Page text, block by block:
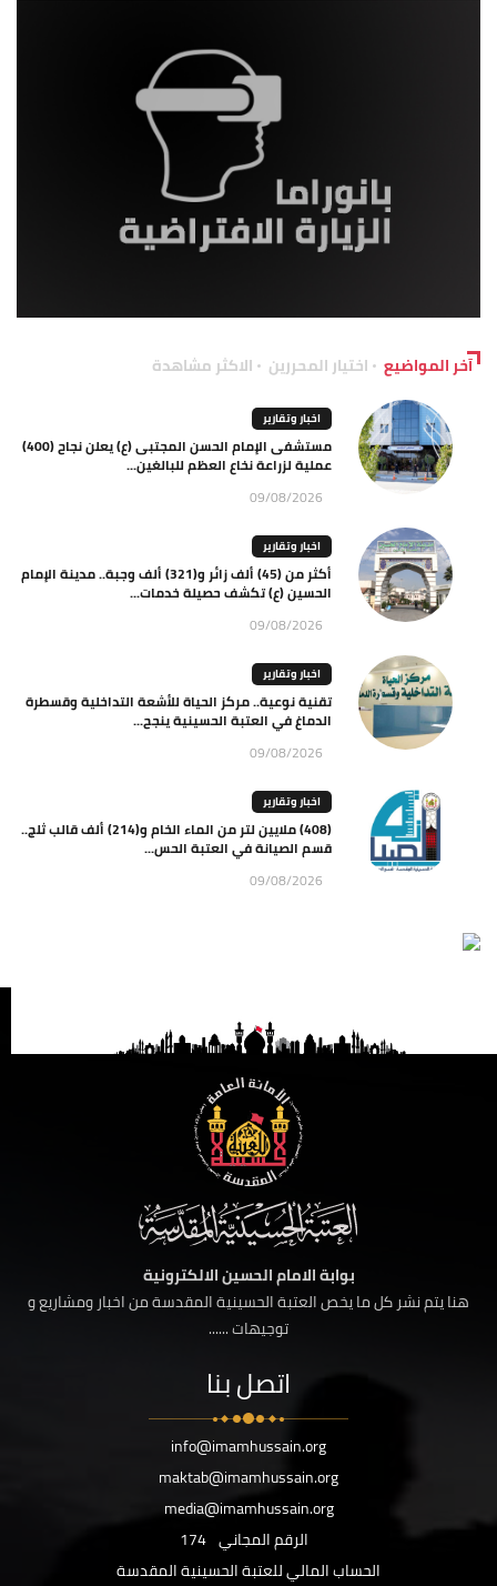
آخر المواضيع اختيار المحررين الاكثر مشاهدة
اخبار وتقارير
مستشفى الإمام الحسن المجتبى (ع) يعلن نجاح (400)
عملية لزراعة نخاع العظم للبالغين...
09/08/2026
اخبار وتقارير
أكثر من (45) ألف زائر و(321) ألف وجبة.. مدينة الإمام
الحسين (ع) تكشف حصيلة خدمات...
09/08/2026
اخبار وتقارير
تقنية نوعية.. مركز الحياة للأشعة التداخلية وقسطرة
الدماغ في العتبة الحسينية ينجح...
09/08/2026
اخبار وتقارير
(408) ملايين لتر من الماء الخام و(214) ألف قالب ثلج..
قسم الصيانة في العتبة الحس...
09/08/2026
بوابة الامام الحسين الالكترونية
هنا يتم نشر كل ما يخص العتبة الحسينية المقدسة من اخبار ومشاريع و
توجيهات ......
اتصل بنا
info@imamhussain.org
maktab@imamhussain.org
media@imamhussain.org
الرقم المجاني 174
الحساب المالي للعتبة الحسينية المقدسة